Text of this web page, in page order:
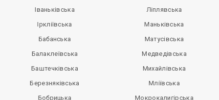
Іваньківська
Іркліївська
Бабанська
Балаклеївська
Баштечківська
Березняківська
Бобрицька
Ліплявська
Маньківська
Матусівська
Медведівська
Михайлівська
Мліївська
Мокрокалигірська